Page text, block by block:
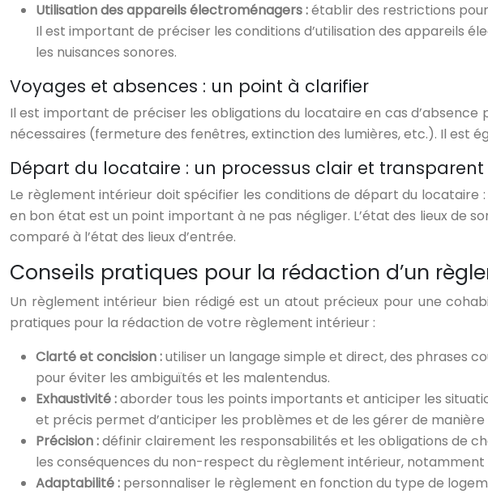
Utilisation des appareils électroménagers :établir des restrictions
Il est important de préciser les conditions d’utilisation des appareils
les nuisances sonores.
Voyages et absences : un point à clarifier
Il est important de préciser les obligations du locataire en cas
nécessaires (fermeture des fenêtres, extinction des lumières, etc.). Il est
Départ du locataire : un processus clair et transparent
Le règlement intérieur doit spécifier les conditions de départ du locataire
en bon état est un point important à ne pas négliger. L’état des lieux de
comparé à l’état des lieux d’entrée.
Conseils pratiques pour la rédaction d’un
Un règlement intérieur bien rédigé est un atout précieux pour une
pratiques pour la rédaction de votre règlement intérieur :
Clarté et concision :utiliser un langage simple et direct, des phrases
pour éviter les ambiguïtés et les malentendus.
Exhaustivité :aborder tous les points importants et anticiper les
et précis permet d’anticiper les problèmes et de les gérer de
Précision :définir clairement les responsabilités et les obligations de
les conséquences du non-respect du règlement intérieur,
Adaptabilité : personnaliser le règlement en fonction du type de